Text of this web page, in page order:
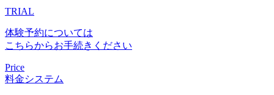
TRIAL
体験予約については
こちらからお手続きください
Price
料金システム